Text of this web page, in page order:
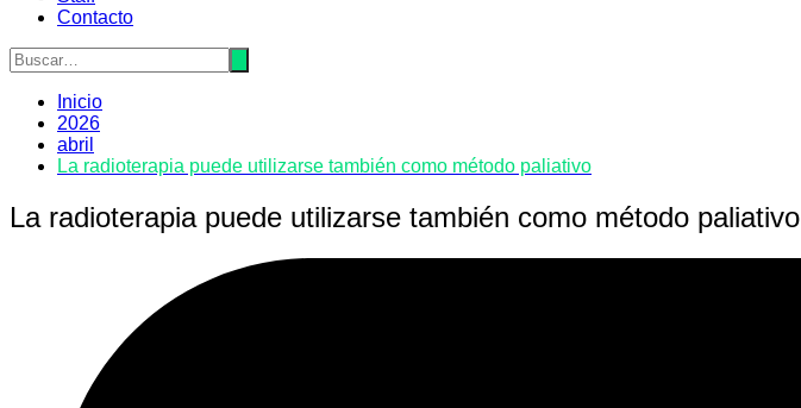
Contacto
Inicio
2026
abril
La radioterapia puede utilizarse también como método paliativo
La radioterapia puede utilizarse también como método paliativo